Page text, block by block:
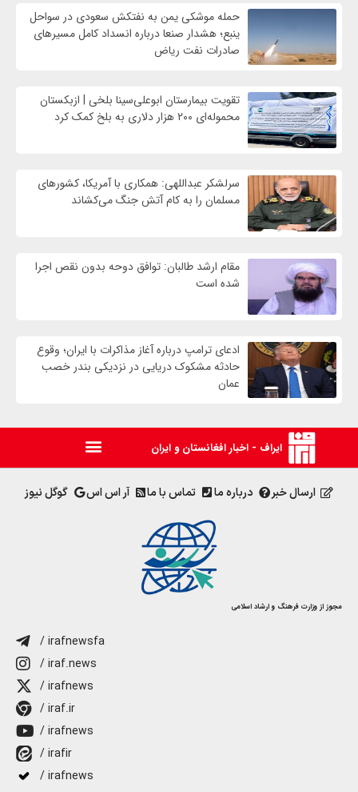
حمله موشکی یمن به نفتکش سعودی در سواحل
ینبع؛ هشدار صنعا درباره انسداد کامل مسیرهای
صادرات نفت ریاض
تقویت بیمارستان ابوعلی‌سینا بلخی | ازبکستان
محموله‌ای ۲۰۰ هزار دلاری به بلخ کمک کرد
سرلشکر عبداللهی: همکاری با آمریکا، کشورهای
مسلمان را به کام آتش جنگ می‌کشاند
مقام ارشد طالبان: توافق دوحه بدون نقص اجرا
شده است
ادعای ترامپ درباره آغاز مذاکرات با ایران؛ وقوع
حادثه مشکوک دریایی در نزدیکی بندر خصب
عمان
ایراف - اخبار افغانستان و ایران
ارسال خبر درباره ما تماس با ما آر اس اس گوگل نیوز
مجوز از وزارت فرهنگ و ارشاد اسلامی
/ irafnewsfa
/ iraf.news
/ irafnews
/ iraf.ir
/ irafnews
/ irafir
/ irafnews